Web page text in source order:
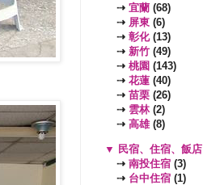
⇢ 宜蘭 (68)
⇢ 屏東 (6)
⇢ 彰化(13)
⇢ 新竹 (49)
⇢ 桃園 (143)
⇢ 花蓮 (40)
⇢ 苗栗 (26)
⇢ 雲林(2)
⇢ 高雄(8)
▼ 民宿、住宿、飯店
⇢ 南投住宿 (3)
⇢ 台中住宿 (1)